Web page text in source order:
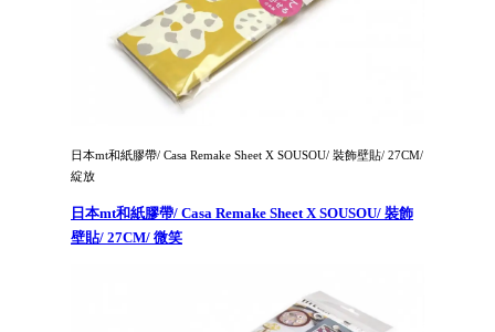
日本mt和紙膠帶/ Casa Remake Sheet X SOUSOU/ 裝飾壁貼/ 27CM/
綻放
日本mt和紙膠帶/ Casa Remake Sheet X SOUSOU/ 裝飾
壁貼/ 27CM/ 微笑